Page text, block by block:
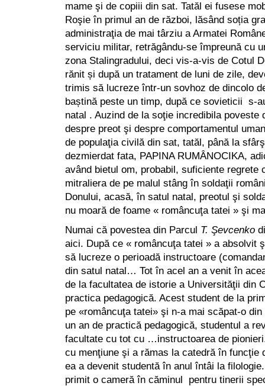
mame şi de copiii din sat. Tatăl ei fusese
Roşie în primul an de război, lăsând soția
administraţia de mai târziu a Armatei
serviciu militar, retrăgându-se împreună cu
zona Stalingradului, deci vis-a-vis de Cotul
rănit și după un tratament de luni de zile,
trimis să lucreze într-un sovhoz de dincolo
baștină peste un timp, după ce sovieticii s-
natal . Auzind de la soţie incredibila poveste
despre preot şi despre comportamentul
de populaţia civilă din sat, tatăl, până la
dezmierdat fata, PAPINA RUMÂNOCIKA,
având bietul om, probabil, suficiente regrete
mitraliera de pe malul stâng în soldaţii
Donului, acasă, în satul natal, preotul şi
nu moară de foame « româncuţa tatei » şi
Numai că povestea din Parcul T. Şevcenko
aici. După ce « româncuţa tatei » a absolvit
să lucreze o perioadă instructoare
din satul natal… Tot în acel an a venit în
de la facultatea de istorie a Universităţii din
practica pedagogică. Acest student de la
pe «româncuţa tatei» şi n-a mai scăpat-o
un an de practică pedagogică, studentul a
facultate cu tot cu …instructoarea de
cu menţiune şi a rămas la catedră în funcţie
ea a devenit studentă în anul întâi la
primit o cameră în căminul pentru tinerii